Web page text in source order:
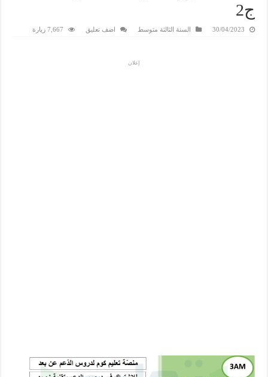
ج2
30/04/2023 السنة الثالثة متوسط اضف تعليق 7,667 زيارة
إعلان